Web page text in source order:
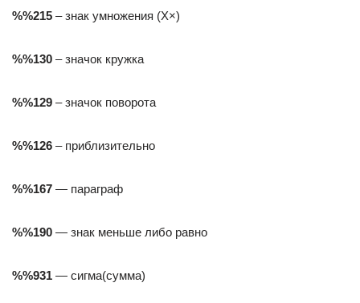
%%215 – знак умножения (X×)
%%130 – значок кружка
%%129 – значок поворота
%%126 – приблизительно
%%167 — параграф
%%190 — знак меньше либо равно
%%931 — сигма(сумма)